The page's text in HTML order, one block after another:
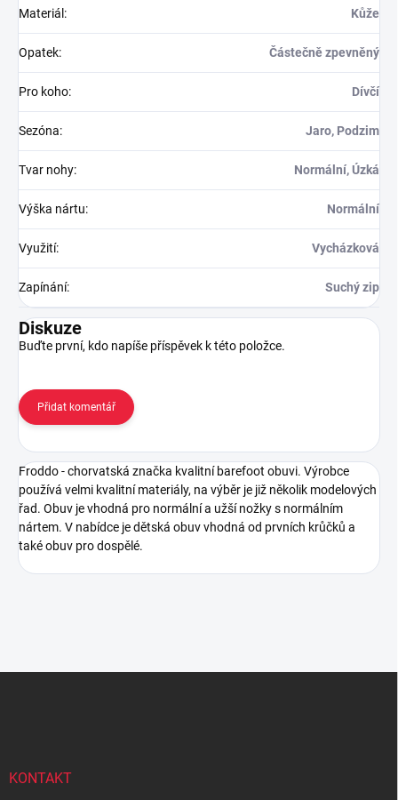
Materiál : Kůže
Opatek: Částečně zpevněný
Pro koho: Dívčí
Sezóna: Jaro, Podzim
Tvar nohy: Normální, Úzká
Výška nártu: Normální
Využití: Vycházková
Zapínání: Suchý zip
Diskuze
Buďte první, kdo napíše příspěvek k této položce.
Přidat komentář
Froddo - chorvatská značka kvalitní barefoot obuvi. Výrobce
používá velmi kvalitní materiály, na výběr je již několik modelových
řad. Obuv je vhodná pro normální a užší nožky s normálním
nártem. V nabídce je dětská obuv vhodná od prvních krůčků a
také obuv pro dospělé.
KONTAKT